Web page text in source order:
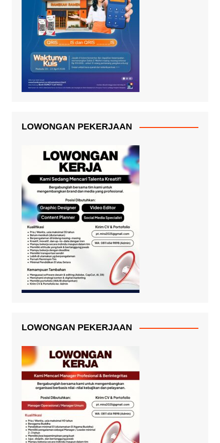
LOWONGAN PEKERJAAN
LOWONGAN PEKERJAAN